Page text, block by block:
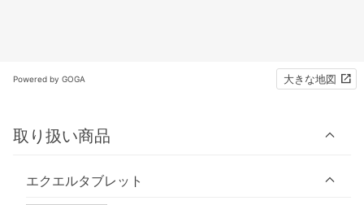
Powered by GOGA 大きな地図
取り扱い商品
エクエルタブレット